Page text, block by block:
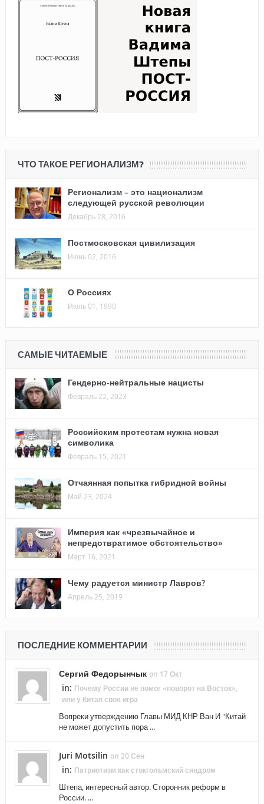
ЧТО ТАКОЕ РЕГИОНАЛИЗМ?
Регионализм – это национализм
следующей русской революции
Декабрь 28, 2016
Постмосковская цивилизация
Июнь 02, 2016
О Россиях
Июль 01, 1990
САМЫЕ ЧИТАЕМЫЕ
Гендерно-нейтральные нацисты
Февраль 22, 2023
Российским протестам нужна новая
символика
Февраль 15, 2021
Отчаянная попытка гибридной войны
Май 23, 2024
Империя как «чрезвычайное и
непредотвратимое обстоятельство»
Март 16, 2021
Чему радуется министр Лавров?
Апрель 25, 2019
ПОСЛЕДНИЕ КОММЕНТАРИИ
Сергий Федорынчык on 17 Окт
in: Почему России не помог «поворот на Восток»,
или у Китая своя игра
Вопреки утверждению Главы МИД КНР Ван И "Китай
не может допустить пора ...
Juri Motsilin on 20 Сен
in: Патриотизм как стокгольмский синдром
Штепа, интересный автор. Сторонник реформ в
России. ...